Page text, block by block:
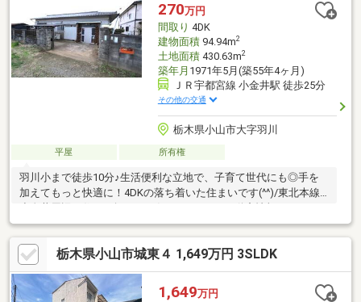
270万円
間取り 4DK
建物面積94.94m2
土地面積430.63m2
築年月 1971年5月(築55年4ヶ月)
ＪＲ宇都宮線 小金井駅 徒歩25分
その他の交通
栃木県小山市大字羽川
平屋 所有権
羽川小まで徒歩10分♪生活便利な立地で、子育て世代にも◎手を
加えてもっと快適に！4DKの落ち着いた住まいです(^^)/東北本線
小金井周辺の住まい探しはお任せください♪不動産情報だけではな
く、地域情報についてのご質問なども承っております(^^)
栃木県小山市城東４ 1,649万円 3SLDK
1,649万円